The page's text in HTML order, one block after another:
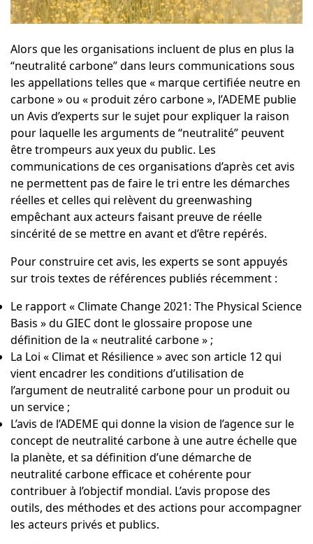
Alors que les organisations incluent de plus en plus la
“neutralité carbone” dans leurs communications sous
les appellations telles que « marque certifiée neutre en
carbone » ou « produit zéro carbone », l’ADEME publie
un Avis d’experts sur le sujet pour expliquer la raison
pour laquelle les arguments de “neutralité” peuvent
être trompeurs aux yeux du public. Les
communications de ces organisations d’après cet avis
ne permettent pas de faire le tri entre les démarches
réelles et celles qui relèvent du greenwashing
empêchant aux acteurs faisant preuve de réelle
sincérité de se mettre en avant et d’être repérés.
Pour construire cet avis, les experts se sont appuyés
sur trois textes de références publiés récemment :
Le rapport« Climate Change 2021: The Physical Science
Basis »du GIEC dont le glossaire propose une
définition de la « neutralité carbone » ;
La Loi « Climat et Résilience »avec son article 12 qui
vient encadrer les conditions d’utilisation de
l’argument de neutralité carbone pour un produit ou
un service ;
L’avis de l’ADEME qui donne la vision de l’agence sur le
concept de neutralité carbone à une autre échelle que
la planète, et sa définition d’une démarche de
neutralité carbone efficace et cohérente pour
contribuer à l’objectif mondial. L’avis propose des
outils, des méthodes et des actions pour accompagner
les acteurs privés et publics.